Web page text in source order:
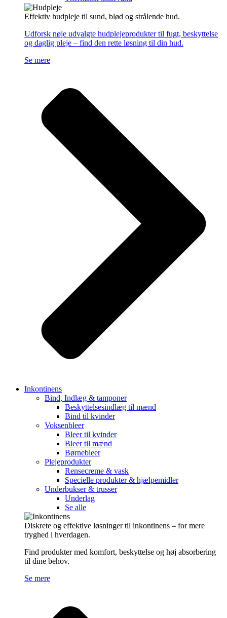
Effektiv hudpleje til sund, blød og strålende hud.
Udforsk nøje udvalgte hudplejeprodukter til fugt, beskyttelse
og daglig pleje – find den rette løsning til din hud.
Se mere
Inkontinens
Bind, Indlæg & tamponer
Beskyttelsesindlæg til mænd
Bind til kvinder
Voksenbleer
Bleer til kvinder
Bleer til mænd
Børnebleer
Plejeprodukter
Rensecreme & vask
Specielle produkter & hjælpemidler
Underbukser & trusser
Underlag
Se alle
Diskrete og effektive løsninger til inkontinens – for mere
tryghed i hverdagen.
Find produkter med komfort, beskyttelse og høj absorbering
til dine behov.
Se mere